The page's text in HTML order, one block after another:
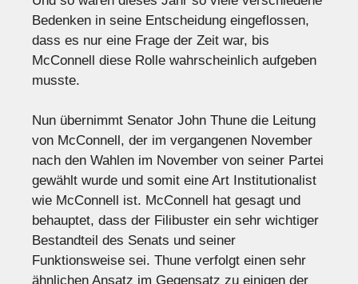
Bedenken in seine Entscheidung eingeflossen,
dass es nur eine Frage der Zeit war, bis
McConnell diese Rolle wahrscheinlich aufgeben
musste.
Nun übernimmt Senator John Thune die Leitung
von McConnell, der im vergangenen November
nach den Wahlen im November von seiner Partei
gewählt wurde und somit eine Art Institutionalist
wie McConnell ist. McConnell hat gesagt und
behauptet, dass der Filibuster ein sehr wichtiger
Bestandteil des Senats und seiner
Funktionsweise sei. Thune verfolgt einen sehr
ähnlichen Ansatz im Gegensatz zu einigen der